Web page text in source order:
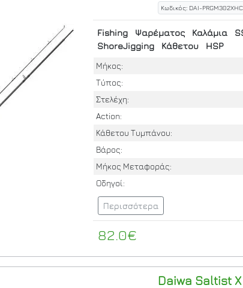
Κωδικός: DAI-
Fishing Ψαρέματος Καλάμια
ShoreJigging
Κάθετου HSP
Μήκος:
Τύπος:
Στελέχη:
Action:
Κάθετου Τυμπάνου:
Βάρος:
Μήκος Μεταφοράς:
Οδηγοί:
Περισσότερα
82.0€
Daiwa Saltist